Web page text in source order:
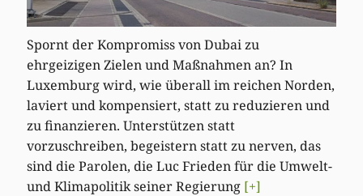
Spornt der Kompromiss von Dubai zu
ehrgeizigen Zielen und Maßnahmen an? In
Luxemburg wird, wie überall im reichen Norden,
laviert und kompensiert, statt zu reduzieren und
zu finanzieren. Unterstützen statt
vorzuschreiben, begeistern statt zu nerven, das
sind die Parolen, die Luc Frieden für die Umwelt-
und Klimapolitik seiner Regierung [+]